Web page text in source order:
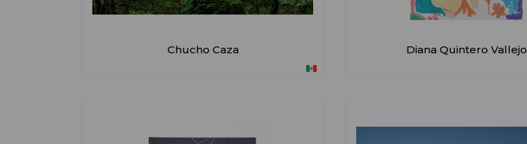
Diana Quintero Vallejo
Chucho Caza